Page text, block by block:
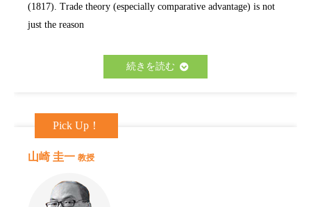
(1817). Trade theory (especially comparative advantage) is not
just the reason
続きを読む
Pick Up！
山崎 圭一 教授